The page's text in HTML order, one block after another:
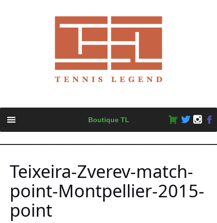
content
Boutique TL
Teixeira-Zverev-match-
point-Montpellier-2015-
point